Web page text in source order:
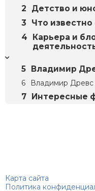
Детство и
Что
Карьера и
Владимир
Владимир Древс
Интересные
Карта сайта
Политика